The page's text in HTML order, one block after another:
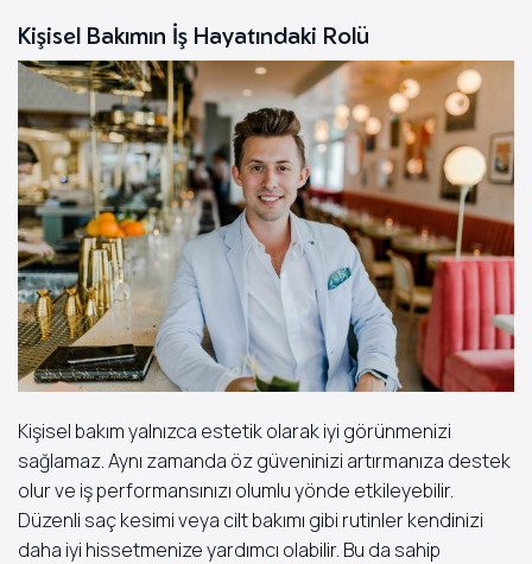
Kişisel Bakımın İş Hayatındaki Rolü
Kişisel bakım yalnızca estetik olarak iyi görünmenizi
sağlamaz. Aynı zamanda öz güveninizi artırmanıza destek
olur ve iş performansınızı olumlu yönde etkileyebilir.
Düzenli saç kesimi veya cilt bakımı gibi rutinler kendinizi
daha iyi hissetmenize yardımcı olabilir. Bu da sahip